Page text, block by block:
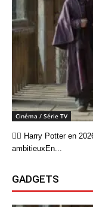
Cinéma / Série TV
🧙‍♂️ Harry Potter en
ambitieuxEn...
GADGETS